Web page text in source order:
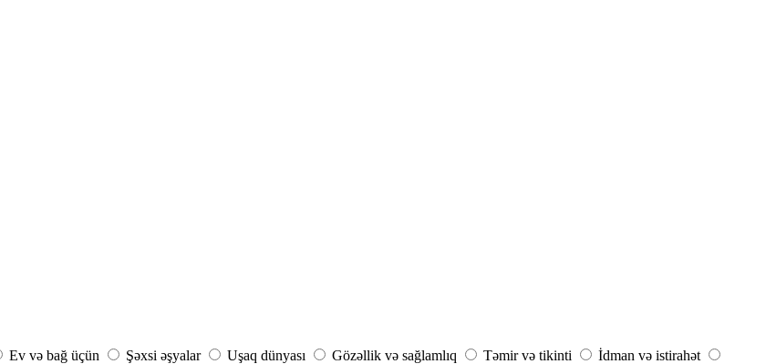
Ev və bağ üçün Şəxsi əşyalar Uşaq dünyası Gözəllik və sağlamlıq Təmir və tikinti
İdman və istirahət